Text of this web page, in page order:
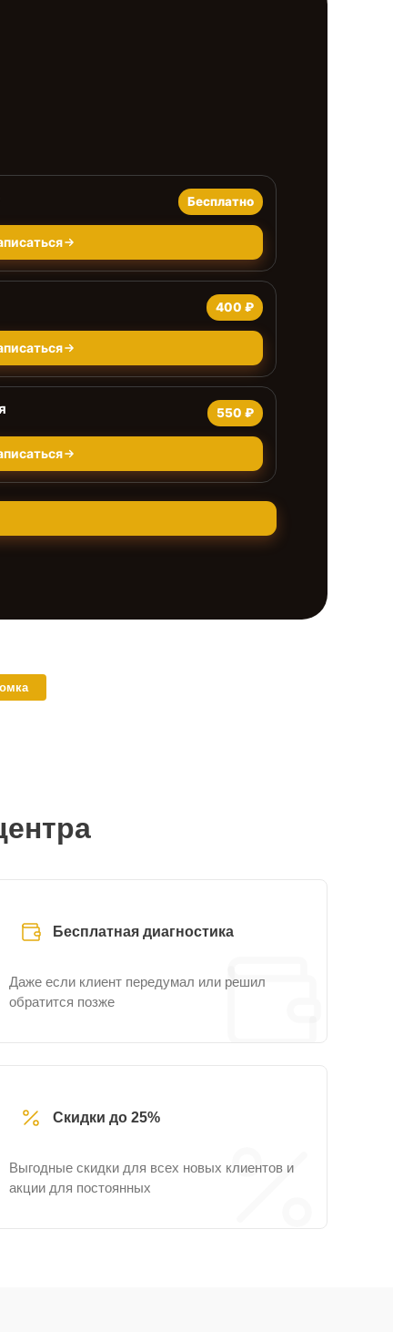
Бесплатно
400 ₽
550 ₽
Бесплатная диагностика
Даже если клиент передумал или решил
обратится позже
Скидки до 25%
Выгодные скидки для всех новых клиентов и
акции для постоянных